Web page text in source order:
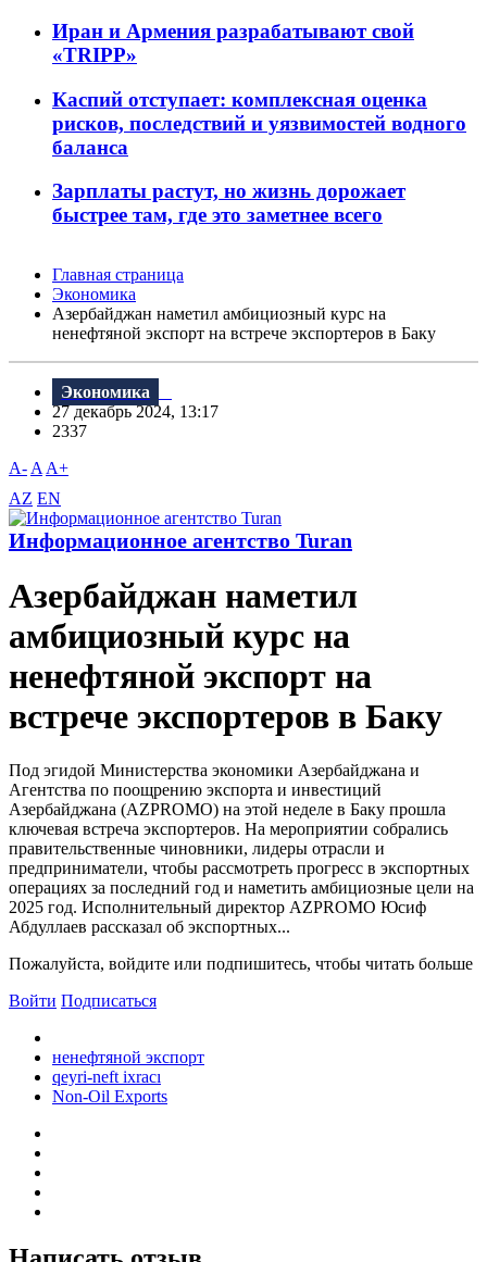
Иран и Армения разрабатывают свой
«TRIPP»
Каспий отступает: комплексная оценка
рисков, последствий и уязвимостей водного
баланса
Зарплаты растут, но жизнь дорожает
быстрее там, где это заметнее всего
Главная страница
Экономика
Азербайджан наметил амбициозный курс на
ненефтяной экспорт на встрече экспортеров в Баку
Экономика
27 декабрь 2024, 13:17
2337
A- A A+
AZ EN
Информационное агентство Turan
Азербайджан наметил
амбициозный курс на
ненефтяной экспорт на
встрече экспортеров в Баку
Под эгидой Министерства экономики Азербайджана и
Агентства по поощрению экспорта и инвестиций
Азербайджана (AZPROMO) на этой неделе в Баку прошла
ключевая встреча экспортеров. На мероприятии собрались
правительственные чиновники, лидеры отрасли и
предприниматели, чтобы рассмотреть прогресс в экспортных
операциях за последний год и наметить амбициозные цели на
2025 год. Исполнительный директор AZPROMO Юсиф
Абдуллаев рассказал об экспортных...
Пожалуйста, войдите или подпишитесь, чтобы читать больше
Войти Подписаться
ненефтяной экспорт
qeyri-neft ixracı
Non-Oil Exports